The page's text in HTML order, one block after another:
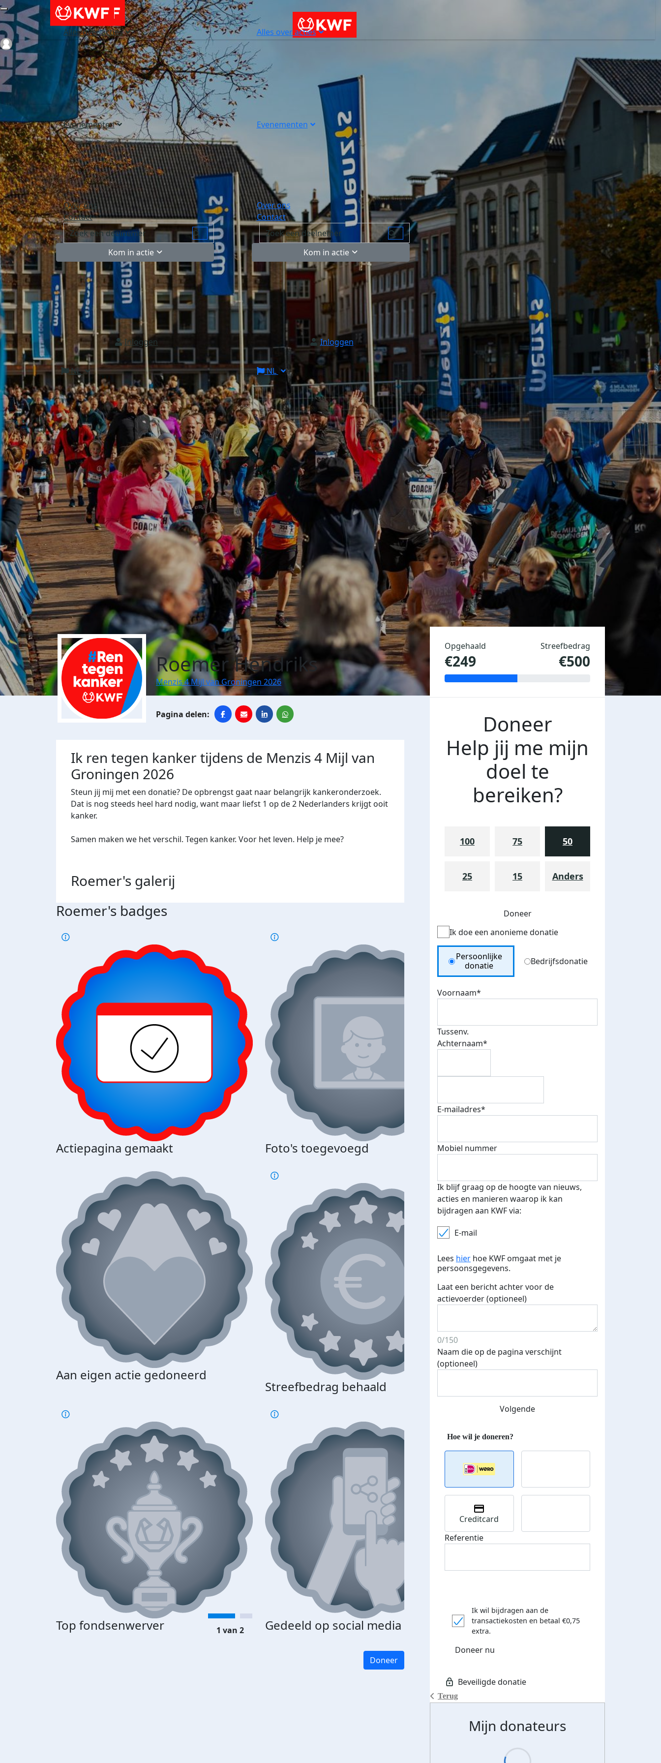
Alles over acties
Evenementen
Over ons
Contact
Kom in actie
Inloggen
NL
Alles over acties
Evenementen
Over ons
Contact
Kom in actie
Inloggen
NL
Login
Roemer Hendriks
Menzis 4 Mijl van Groningen 2026
Ik ren tegen kanker tijdens de Menzis 4 Mijl van
Groningen 2026
Steun jij mij met een donatie? De opbrengst gaat naar belangrijk kankeronderzoek.
Dat is nog steeds heel hard nodig, want maar liefst 1 op de 2 Nederlanders krijgt ooit
kanker.
Samen maken we het verschil. Tegen kanker. Voor het leven. Help je mee?
Roemer's galerij
Roemer's badges
Actiepagina gemaakt Foto's toegevoegd E-mails verstuurd
Aan eigen actie gedoneerd
Streefbedrag behaald
Top fondsenwerver Gedeeld op social media Donateurs bedankt
je je speciale KWF t-shirt!
1 van 2
Doneer
Opgehaald
€249
Streefbedrag
€500
Doneer
Help jij me mijn
doel te
bereiken?
100 75 50
25 15 Anders
Doneer
Ik doe een anonieme donatie
Donation Type
Persoonlijke
donatie
Bedrijfsdonatie
Voornaam*
Tussenv.
Achternaam*
E-mailadres*
Mobiel nummer
Ik blijf graag op de hoogte van nieuws,
acties en manieren waarop ik kan
bijdragen aan KWF via:
E-mail
Lees hier hoe KWF omgaat met je
persoonsgegevens.
Laat een bericht achter voor de
actievoerder (optioneel)
0/150
Naam die op de pagina verschijnt
(optioneel)
Volgende
Terug
Creditcard
Referentie
Ik wil bijdragen aan de
transactiekosten en betaal €0,75
extra.
Doneer nu
Mijn donateurs